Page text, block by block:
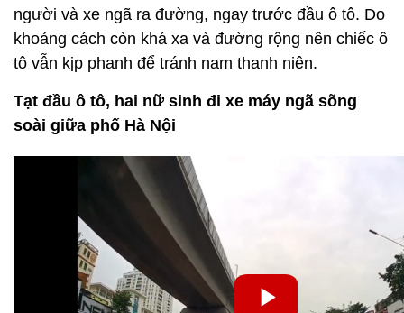
người và xe ngã ra đường, ngay trước đầu ô tô. Do
khoảng cách còn khá xa và đường rộng nên chiếc ô
tô vẫn kịp phanh để tránh nam thanh niên.
Tạt đầu ô tô, hai nữ sinh đi xe máy ngã sõng
soài giữa phố Hà Nội